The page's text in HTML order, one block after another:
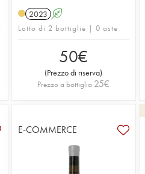
2023 A
Lotto di 2 bottiglie | 0 aste
50€
(Prezzo di riserva)
Prezzo a bottiglia 25€
E-COMMERCE